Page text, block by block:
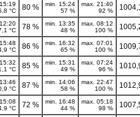
°C
80 %
min. 15:24
57 %
max. 21:40
92 %
°C
78 %
min. 13:35
48 %
max. 08:12
100 %
°C
86 %
min. 16:32
65 %
max. 07:01
100 %
°C
85 %
min. 15:31
49 %
max. 07:24
96 %
°C
87 %
min. 14:06
58 %
max. 22:47
100 %
°C
72 %
min. 16:48
44 %
max. 05:18
98 %